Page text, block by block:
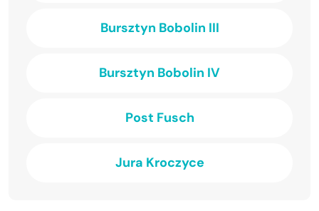
Bursztyn Bobolin III
Bursztyn Bobolin IV
Post Fusch
Jura Kroczyce